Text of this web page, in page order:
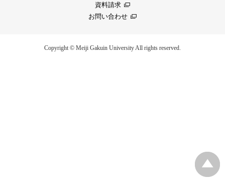
資料請求
お問い合わせ
Copyright © Meiji Gakuin University All rights reserved.